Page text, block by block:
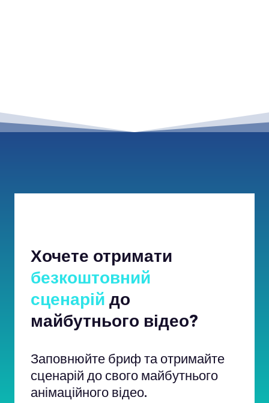
Хочете отримати
безкоштовний
сценарійдо
майбутнього відео?
Заповнюйте бриф та отримайте
сценарій до свого майбутнього
анімаційного відео.